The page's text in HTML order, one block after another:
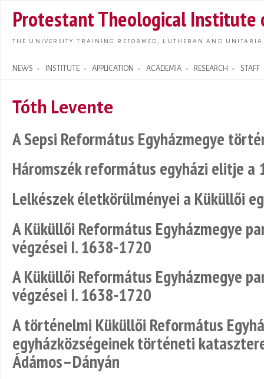
main
Protestant Theological Institute
THE UNIVERSITY TRAINING REFORMED, LUTHERAN AND
NEWS INSTITUTE APPLICATION ACADEMIA RESEARCH STAFF
Search form
Tóth Levente
A Sepsi Református Egyházmegye
Háromszék református egyházi elitje a
Lelkészek életkörülményei a Küküllői
A Küküllői Református Egyházmegye
végzései I. 1638-1720
A Küküllői Református Egyházmegye
végzései I. 1638-1720
A történelmi Küküllői Református
egyházközségeinek történeti
Ádámos–Dányán